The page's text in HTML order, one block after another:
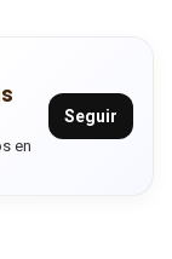
en
Seguir